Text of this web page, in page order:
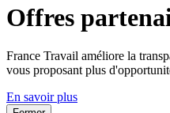
Offres
France Travail améliore la
vous proposant plus
En savoir plus